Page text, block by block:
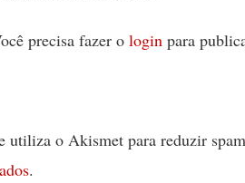
precisa fazer o login para
utiliza o Akismet para reduzir
.